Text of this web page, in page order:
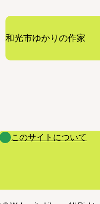
和光市ゆかりの作家
このサイトについて